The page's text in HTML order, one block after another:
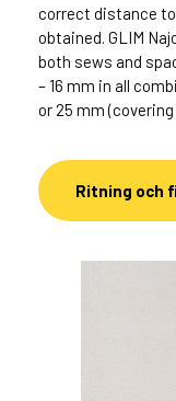
correct distance
obtained. GLIM
both sews and
– 16 mm in all
or 25 mm
Ritning och